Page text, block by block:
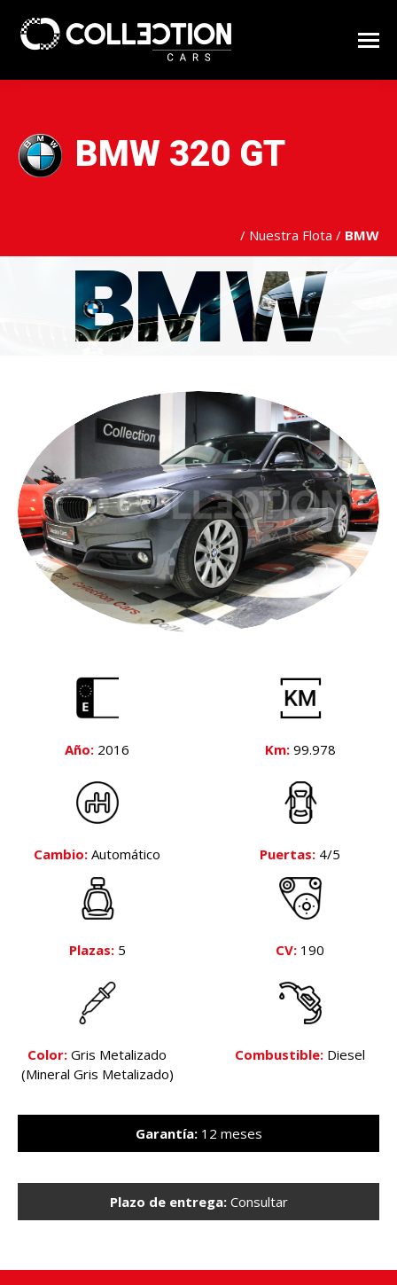
BMW 320 GT
/ Nuestra Flota / BMW
BMW
Año: 2016 Km:99.978
Cambio: Automático Puertas: 4/5
Plazas:5 CV: 190
Color: Gris Metalizado
(Mineral Gris Metalizado)
Combustible: Diesel
Garantía:12 meses
Plazo de entrega:Consultar